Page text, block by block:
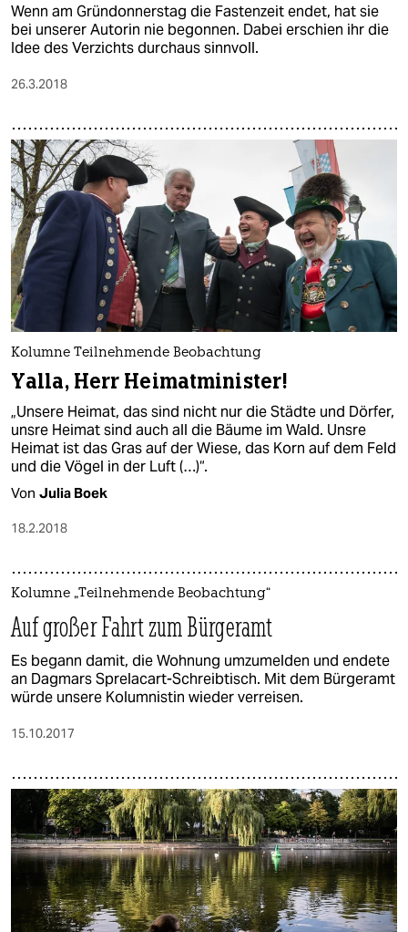
Wenn am Gründonnerstag die Fastenzeit endet, hat sie
bei unserer Autorin nie begonnen. Dabei erschien ihr die
Idee des Verzichts durchaus sinnvoll.
26.3.2018
Kolumne Teilnehmende Beobachtung
Yalla, Herr Heimatminister!
„Unsere Heimat, das sind nicht nur die Städte und Dörfer,
unsre Heimat sind auch all die Bäume im Wald. Unsre
Heimat ist das Gras auf der Wiese, das Korn auf dem Feld
und die Vögel in der Luft (…)“.​
Von Julia Boek
18.2.2018
Kolumne „Teilnehmende Beobachtung“
Auf großer Fahrt zum Bürgeramt
Es begann damit, die Wohnung umzumelden und endete
an Dagmars Sprelacart-Schreibtisch. Mit dem Bürgeramt
würde unsere Kolumnistin wieder verreisen.
15.10.2017